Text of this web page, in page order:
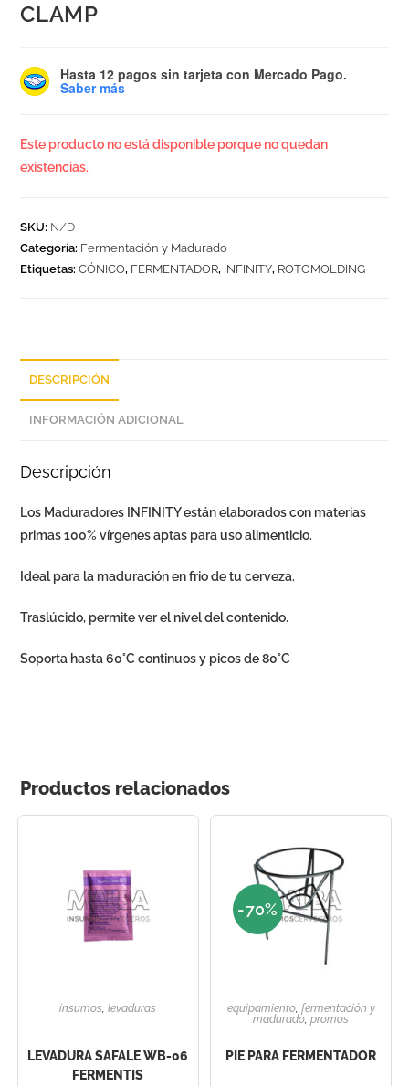
CLAMP
Hasta 12 pagos sin tarjeta con Mercado Pago.
Saber más
Este producto no está disponible porque no quedan
existencias.
SKU: N/D
Categoría: Fermentación y Madurado
Etiquetas:CÓNICO, FERMENTADOR, INFINITY, ROTOMOLDING
DESCRIPCIÓN
INFORMACIÓN ADICIONAL
Descripción
Los Maduradores INFINITY están elaborados con materias
primas 100% vírgenes aptas para uso alimenticio.
Ideal para la maduración en frio de tu cerveza.
Traslúcido, permite ver el nivel del contenido.
Soporta hasta 60°C continuos y picos de 80°C
Productos relacionados
insumos,levaduras
LEVADURA SAFALE WB-06
FERMENTIS
-70%
equipamiento, fermentación y
madurado,promos
PIE PARA FERMENTADOR